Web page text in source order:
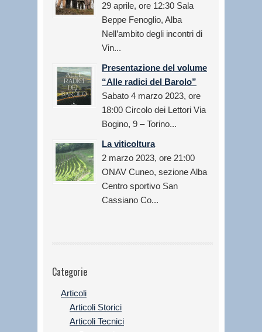
29 aprile, ore 12:30 Sala
Beppe Fenoglio, Alba
Nell’ambito degli incontri di
Vin...
Presentazione del volume
“Alle radici del Barolo”
Sabato 4 marzo 2023, ore
18:00 Circolo dei Lettori Via
Bogino, 9 – Torino...
La viticoltura
2 marzo 2023, ore 21:00
ONAV Cuneo, sezione Alba
Centro sportivo San
Cassiano Co...
Categorie
Articoli
Articoli Storici
Articoli Tecnici